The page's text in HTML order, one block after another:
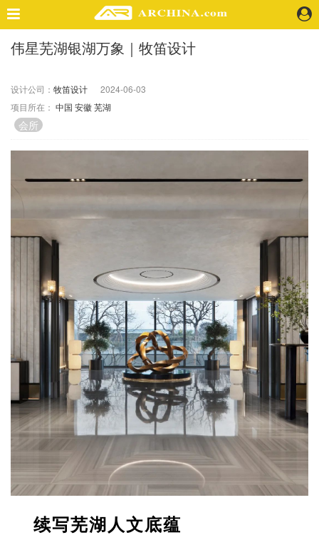
精选案例
景 观
室 内
视 频
头条资讯
业 界
机 构
人 物
快速搜索
企业招聘
企业会员
关于投稿
广告投放
关于我们
联系我们
伟星芜湖银湖万象｜牧笛设计
设计公司： 牧笛设计
2024-06-03
项目所在： 中国 安徽芜湖
会所
续写芜湖人文底蕴